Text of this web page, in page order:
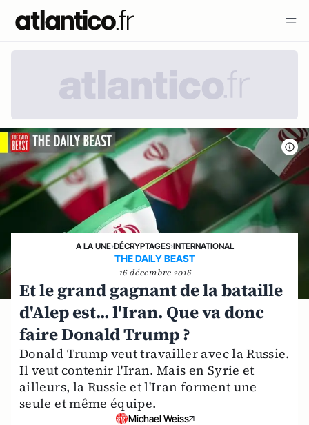
A LA UNE›DÉCRYPTAGES›INTERNATIONAL
THE DAILY BEAST
16 décembre 2016
Et le grand gagnant de la bataille
d'Alep est... l'Iran. Que va donc
faire Donald Trump ?
Donald Trump veut travailler avec la Russie.
Il veut contenir l'Iran. Mais en Syrie et
ailleurs, la Russie et l'Iran forment une
seule et même équipe.
Michael Weiss